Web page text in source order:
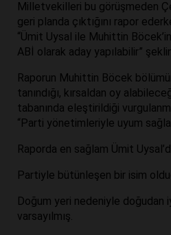
Milletvekilleri bu görüşmeden
geri planda çıktığını rapor
“Ümit Uysal ile Muhittin
ABİ olarak aday yapılabilir”
Raporun Muhittin Böcek
tanındığı, kırsaldan oy
tabanında eleştirildiği
“Parti yönetimleriyle uyum
Raporda en sağlam Ümit
Partiyle bütünleşen bir isim
Doğum yeri nedeniyle doğudan
varsayılmış.